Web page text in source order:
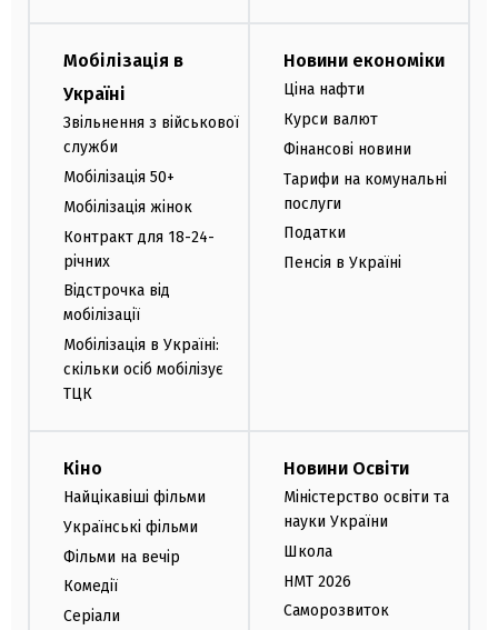
Мобілізація в
Україні
Звільнення з військової
служби
Мобілізація 50+
Мобілізація жінок
Контракт для 18-24-
річних
Відстрочка від
мобілізації
Мобілізація в Україні:
скільки осіб мобілізує
ТЦК
Новини економіки
Ціна нафти
Курси валют
Фінансові новини
Тарифи на комунальні
послуги
Податки
Пенсія в Україні
Кіно
Найцікавіші фільми
Українські фільми
Фільми на вечір
Комедії
Серіали
Новини Освіти
Міністерство освіти та
науки України
Школа
НМТ 2026
Саморозвиток